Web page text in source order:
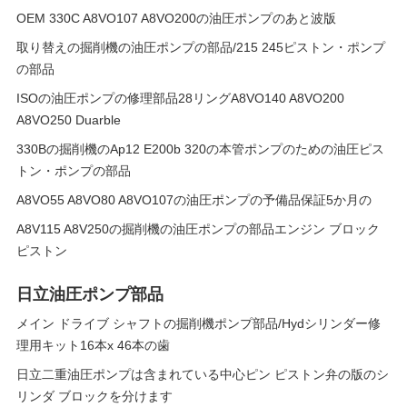
OEM 330C A8VO107 A8VO200の油圧ポンプのあと波版
取り替えの掘削機の油圧ポンプの部品/215 245ピストン・ポンプ
の部品
ISOの油圧ポンプの修理部品28リングA8VO140 A8VO200
A8VO250 Duarble
330Bの掘削機のAp12 E200b 320の本管ポンプのための油圧ピス
トン・ポンプの部品
A8VO55 A8VO80 A8VO107の油圧ポンプの予備品保証5か月の
A8V115 A8V250の掘削機の油圧ポンプの部品エンジン ブロック
ピストン
日立油圧ポンプ部品
メイン ドライブ シャフトの掘削機ポンプ部品/Hydシリンダー修
理用キット16本x 46本の歯
日立二重油圧ポンプは含まれている中心ピン ピストン弁の版のシ
リンダ ブロックを分けます